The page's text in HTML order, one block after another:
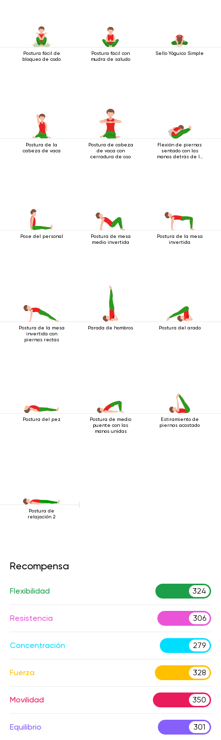
Postura fácil de
bloqueo de codo
Postura fácil con
mudra de saludo
Sello Yóguico Simple
Postura de la
cabeza de vaca
Postura de cabeza
de vaca con
cerradura de oso
Flexión de piernas
sentado con las
manos detrás de la
Pose del personal
Postura de mesa
medio invertida
Postura de la mesa
invertida
Postura de la mesa
invertida con
piernas rectas
Parada de hombros Postura del arado
Postura del pez
Postura de medio
puente con las
manos unidas
Estiramiento de
piernas acostado
Postura de
relajación 2
Recompensa
Flexibilidad 324
Resistencia 306
Concentración 279
Fuerza 328
Movilidad 350
Equilibrio 301